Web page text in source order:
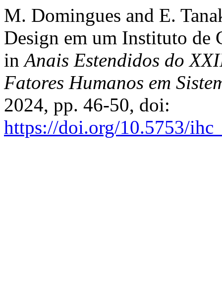
M. Domingues and E.
Design em um Instituto de
inAnais Estendidos do
Fatores Humanos em
2024, pp. 46-50, doi:
https://doi.org/10.5753/